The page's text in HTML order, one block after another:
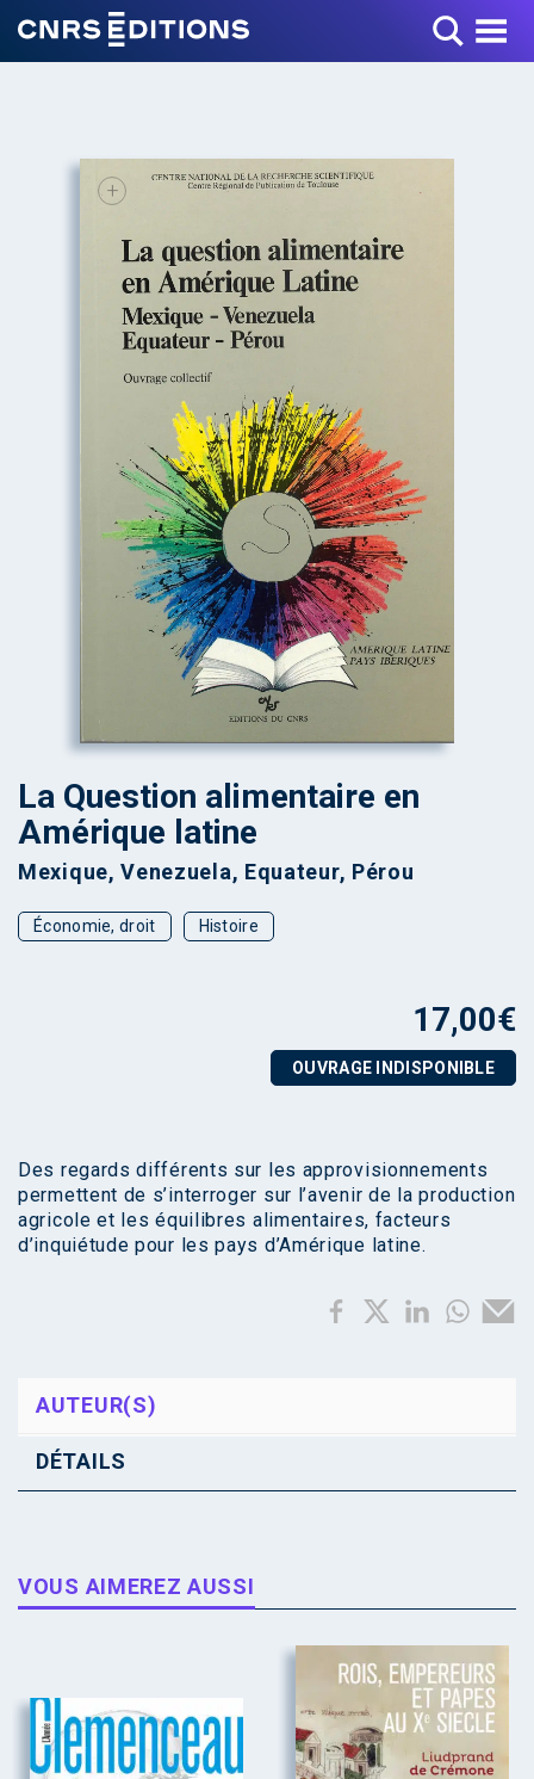
Toggle Menu
+
La Question alimentaire en
Amérique latine
Mexique, Venezuela, Equateur, Pérou
Économie, droit Histoire
17,00€
OUVRAGE INDISPONIBLE
Des regards différents sur les approvisionnements
permettent de s’interroger sur l’avenir de la production
agricole et les équilibres alimentaires, facteurs
d’inquiétude pour les pays d’Amérique latine.
AUTEUR(S)
DÉTAILS
VOUS AIMEREZ AUSSI